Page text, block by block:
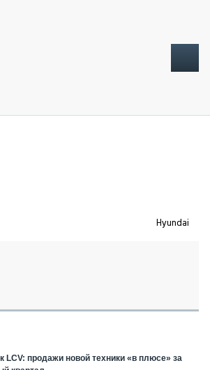
ПЛАНОМ
Hyundai
LCV: продажи новой техники «в плюсе» за